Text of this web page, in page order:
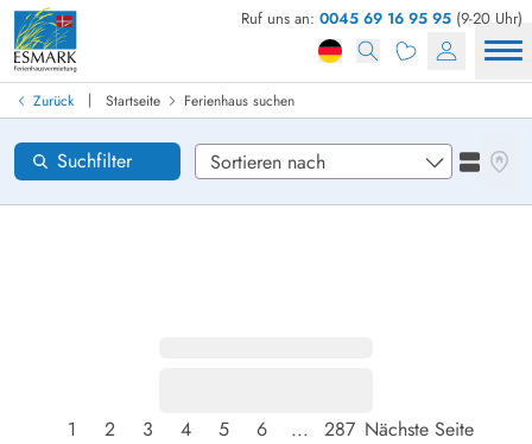
Ruf uns an: 0045 69 16 95 95 (9-20 Uhr)
Zurück | Startseite Ferienhaus suchen
1 2 3 4 5 6 ... 287 Nächste Seite
Suchfilter
Ferienhaus in Dänemark finden
Anreise
Gebiete